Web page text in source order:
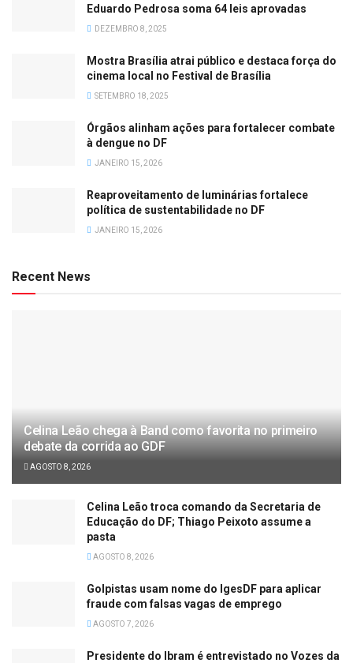
Eduardo Pedrosa soma 64 leis aprovadas
DEZEMBRO 8, 2025
Mostra Brasília atrai público e destaca força do
cinema local no Festival de Brasília
SETEMBRO 18, 2025
Órgãos alinham ações para fortalecer combate
à dengue no DF
JANEIRO 15, 2026
Reaproveitamento de luminárias fortalece
política de sustentabilidade no DF
JANEIRO 15, 2026
Recent News
Celina Leão chega à Band como favorita no primeiro
debate da corrida ao GDF
AGOSTO 8, 2026
Celina Leão troca comando da Secretaria de
Educação do DF; Thiago Peixoto assume a
pasta
AGOSTO 8, 2026
Golpistas usam nome do IgesDF para aplicar
fraude com falsas vagas de emprego
AGOSTO 7, 2026
Presidente do Ibram é entrevistado no Vozes da